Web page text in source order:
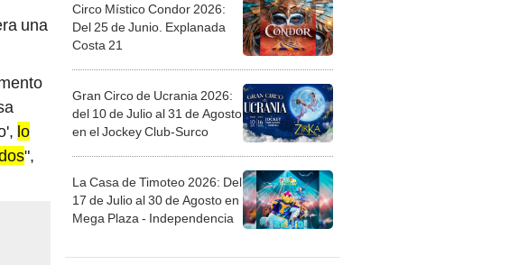
una
lo
",
Circo Místico Condor 2026:
Del 25 de Junio. Explanada
Costa 21
Gran Circo de Ucrania 2026:
del 10 de Julio al 31 de Agosto
en el Jockey Club-Surco
La Casa de Timoteo 2026: Del
17 de Julio al 30 de Agosto en
Mega Plaza - Independencia